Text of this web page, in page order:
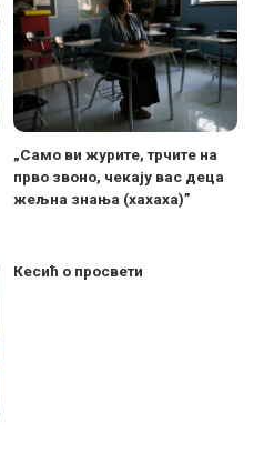
„Само ви журите, трчите на
прво звоно, чекају вас деца
жељна знања (хахаха)”
Кесић о просвети